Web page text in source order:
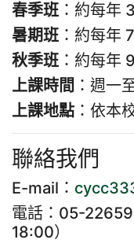
春季班 ：約每年
暑期班 ：約每年
秋季班 ：約每年
上課時間 ：週一
上課地點 ：依本
聯絡我們
E-mail：
電話：05-
18:00）